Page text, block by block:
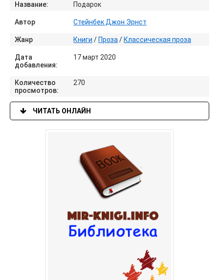
Название: Подарок
Автор Стейнбек Джон Эрнст
Жанр Книги / Проза / Классическая проза
Дата
добавления:
17 март 2020
Количество
просмотров:
270
ЧИТАТЬ ОНЛАЙН